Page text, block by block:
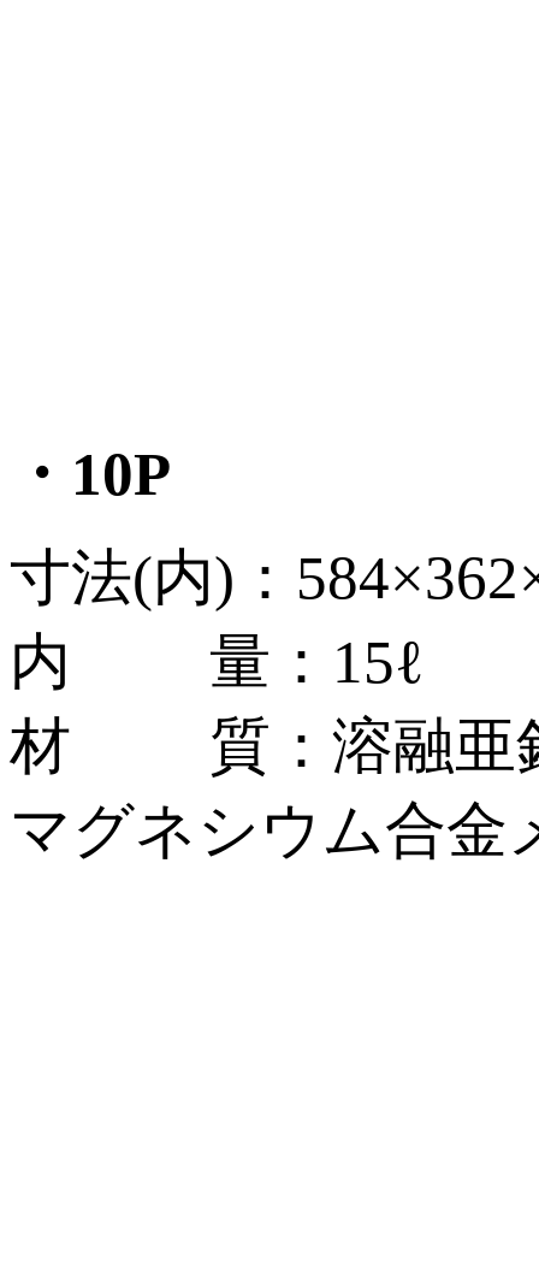
・10P
寸法(内)：
内 量：15ℓ
材 質：溶融亜
マグネシウム合金